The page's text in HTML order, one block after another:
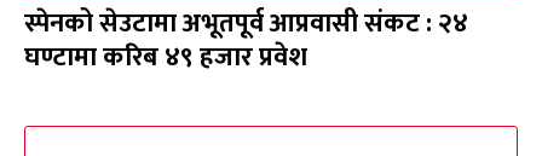
स्पेनको सेउटामा अभूतपूर्व आप्रवासी संकट : २४
घण्टामा करिब ४९ हजार प्रवेश